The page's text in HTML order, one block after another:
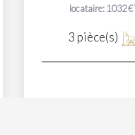
locataire: 1 032 €
3 pièce(s)